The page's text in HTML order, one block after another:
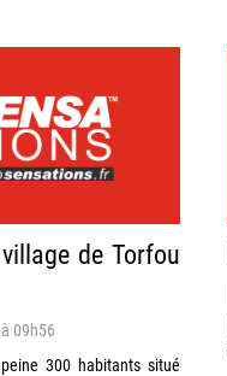
de Torfou
09h56
300 habitants situé